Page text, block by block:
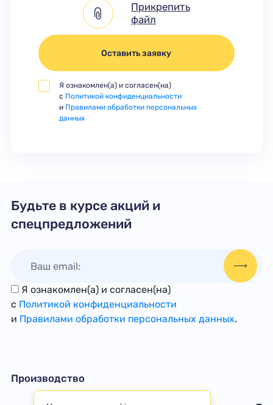
Прикрепить
файл
Оставить заявку
Я ознакомлен(а) и согласен(на)
с Политикой конфиденциальности
и Правилами обработки персональных
данных
Будьте в курсе акций и
спецпредложений
Я ознакомлен(а) и согласен(на)
с Политикой конфиденциальности
и Правилами обработки персональных данных.
Производство